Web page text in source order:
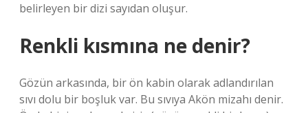
belirleyen bir dizi sayıdan oluşur.
Renkli kısmına ne denir?
Gözün arkasında, bir ön kabin olarak adlandırılan
sıvı dolu bir boşluk var. Bu sıvıya Akön mizahı denir.